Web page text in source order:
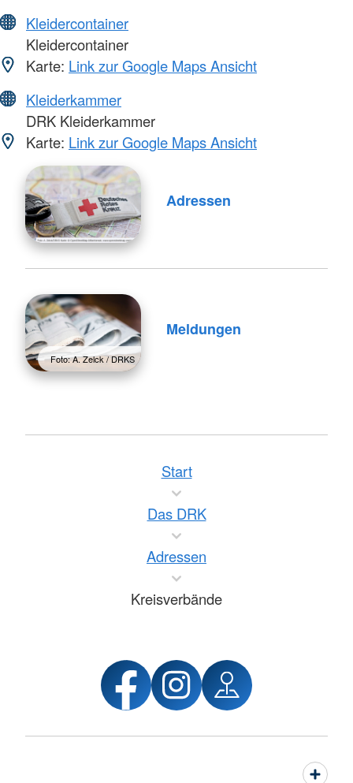
Kleidercontainer
Kleidercontainer
Karte: Link zur Google Maps Ansicht
Kleiderkammer
DRK Kleiderkammer
Karte: Link zur Google Maps Ansicht
Adressen
Foto: A. Zelck / DRKS
Meldungen
Start
Das DRK
Adressen
Kreisverbände